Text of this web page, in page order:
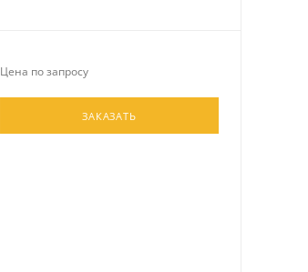
Цена по запросу
ЗАКАЗАТЬ